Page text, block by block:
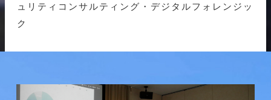
ュリティコンサルティング・デジタルフォレンジッ
ク